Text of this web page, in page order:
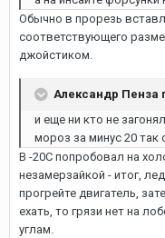
Обычно в прорезь
соответствующего
джойстиком.
Александр Пенза
и еще ни кто не
мороз за минус 20
В -20С попробовал на
незамерзайкой - итог,
прогрейте двигатель,
ехать, то грязи нет на
углам.